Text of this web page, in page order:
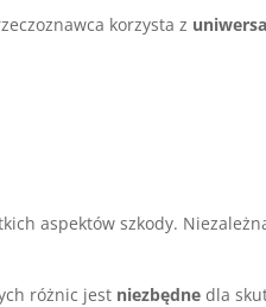
korzysta z
aspektów szkody.
różnic jest niezbędne dla